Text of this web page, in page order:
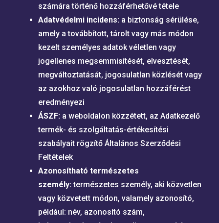
számára történő hozzáférhetővé tétele
Adatvédelmi incidens: a biztonság sérülése,
amely a továbbított, tárolt vagy más módon
kezelt személyes adatok véletlen vagy
jogellenes megsemmisítését, elvesztését,
megváltoztatását, jogosulatlan közlését vagy
az azokhoz való jogosulatlan hozzáférést
eredményezi
ÁSZF: a weboldalon közzétett, az Adatkezelő
termék- és szolgáltatás-értékesítési
szabályait rögzítő Általános Szerződési
Feltételek
Azonosítható természetes
személy:természetes személy, aki közvetlen
vagy közvetett módon, valamely azonosító,
például: név, azonosító szám,